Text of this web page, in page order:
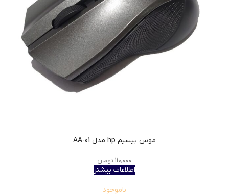
موس بیسیم hp مدل AA-01
۱۱۰,۰۰۰ تومان
اطلاعات بیشتر
ناموجود